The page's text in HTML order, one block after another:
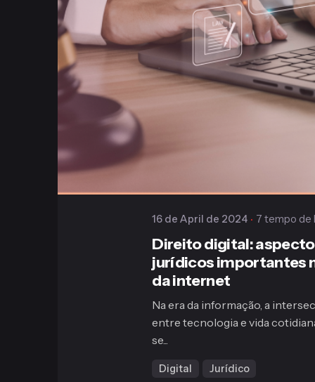
Publicado
Gaiofato & Galvão
16 de April de 2024 7 tempo de
Direito digital:
jurídicos importantes
da internet
Na era da informação, a
entre tecnologia e vida
se...
Digital Jurídico